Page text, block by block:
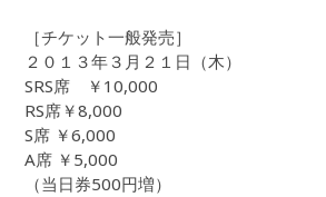
［チケット一般発売］
２０１３年３月２１日（木）
SRS席 ￥10,000
RS席￥8,000
S席 ￥6,000
A席 ￥5,000
（当日券500円増）